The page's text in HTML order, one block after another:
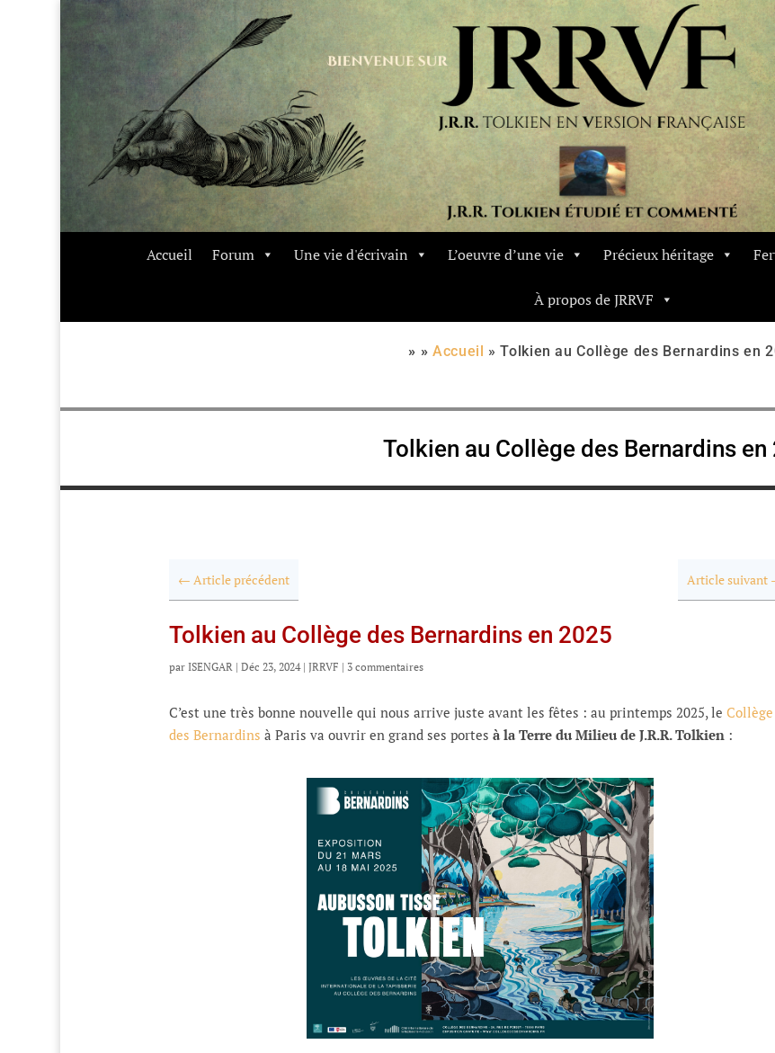
Accueil Forum Une vie d'écrivain L’oeuvre d’une vie Précieux héritage
À propos de JRRVF
» » Accueil »Tolkien au Collège des Bernardins en
Tolkien au Collège des Bernardins en
← Article précédent Article suivant
Tolkien au Collège des Bernardins en 2025
parISENGAR |Déc 23, 2024|JRRVF | 3 commentaires
C’est une très bonne nouvelle qui nous arrive juste avant les fêtes : au printemps 2025, leCollège
des Bernardins à Paris va ouvrir en grand ses portesà la Terre du Milieu de J.R.R. Tolkien :